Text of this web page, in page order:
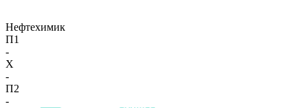
Нефтехимик
П1
-
X
-
П2
-